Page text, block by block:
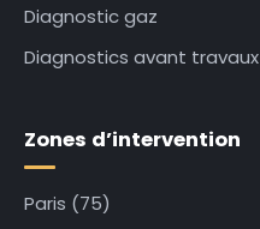
Diagnostic gaz
Diagnostics avant travaux
Zones d’intervention
Paris (75)